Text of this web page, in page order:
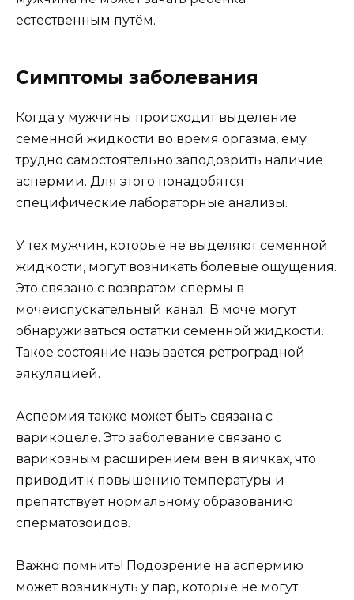
естественным путём.
Симптомы заболевания
Когда у мужчины происходит выделение
семенной жидкости во время оргазма, ему
трудно самостоятельно заподозрить наличие
аспермии. Для этого понадобятся
специфические лабораторные анализы.
У тех мужчин, которые не выделяют семенной
жидкости, могут возникать болевые ощущения.
Это связано с возвратом спермы в
мочеиспускательный канал. В моче могут
обнаруживаться остатки семенной жидкости.
Такое состояние называется ретроградной
эякуляцией.
Аспермия также может быть связана с
варикоцеле. Это заболевание связано с
варикозным расширением вен в яичках, что
приводит к повышению температуры и
препятствует нормальному образованию
сперматозоидов.
Важно помнить! Подозрение на аспермию
может возникнуть у пар, которые не могут